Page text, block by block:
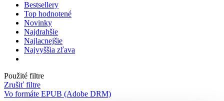
Bestsellery
Top hodnotené
Novinky
Najdrahšie
Najlacnejšie
Najvyššia zľava
Použité filtre
Zrušiť filtre
Vo formáte EPUB (Adobe DRM)